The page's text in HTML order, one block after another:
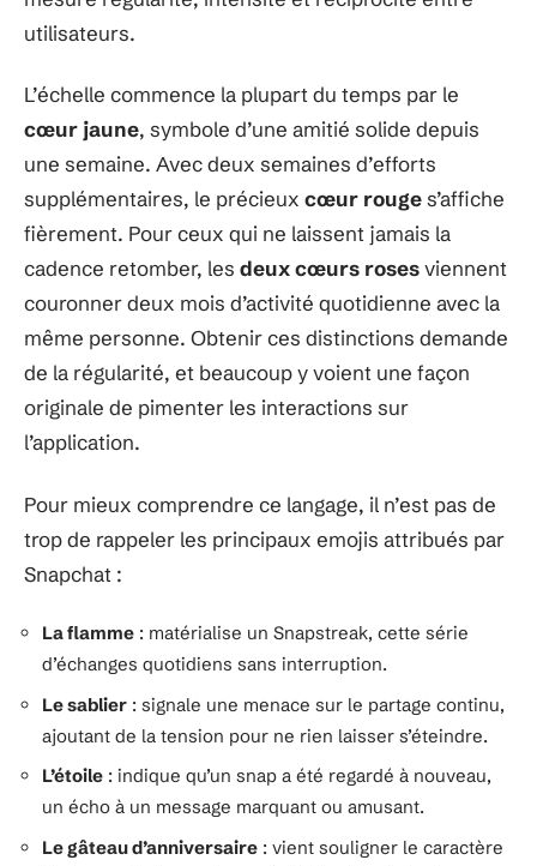
utilisateurs.
L’échelle commence la plupart du temps par le
cœur jaune, symbole d’une amitié solide depuis
une semaine. Avec deux semaines d’efforts
supplémentaires, le précieux cœur rouges’affiche
fièrement. Pour ceux qui ne laissent jamais la
cadence retomber, les deux cœurs rosesviennent
couronner deux mois d’activité quotidienne avec la
même personne. Obtenir ces distinctions demande
de la régularité, et beaucoup y voient une façon
originale de pimenter les interactions sur
l’application.
Pour mieux comprendre ce langage, il n’est pas de
trop de rappeler les principaux emojis attribués par
Snapchat :
La flamme : matérialise un Snapstreak, cette série
d’échanges quotidiens sans interruption.
Le sablier : signale une menace sur le partage continu,
ajoutant de la tension pour ne rien laisser s’éteindre.
L’étoile : indique qu’un snap a été regardé à nouveau,
un écho à un message marquant ou amusant.
Le gâteau d’anniversaire : vient souligner le caractère